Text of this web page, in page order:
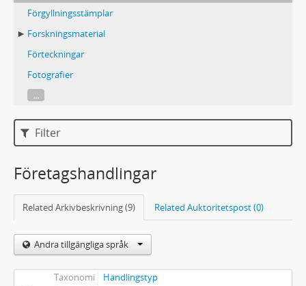
Förgyllningsstämplar
Forskningsmaterial
Förteckningar
Fotografier
...
Filter
Företagshandlingar
Related Arkivbeskrivning (9) Related Auktoritetspost (0)
Andra tillgängliga språk
Taxonomi
Handlingstyp